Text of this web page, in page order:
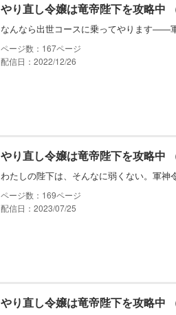
やり直し令嬢は竜帝陛下を攻略中
なんなら出世コースに乗ってやります――
167
配信日：2022/12/26
やり直し令嬢は竜帝陛下を攻略中
わたしの陛下は、そんなに弱くない。軍神
169
配信日：2023/07/25
やり直し令嬢は竜帝陛下を攻略中